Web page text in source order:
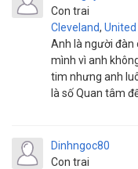
Con trai
Cleveland,
Anh là người đàn
mình vì anh
tim nhưng anh
là số Quan tâm
Dinhngoc80
Con trai